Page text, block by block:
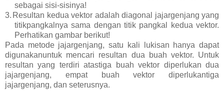
sebagai sisi-sisinya!
3. Resultan kedua vektor adalah diagonal jajargenjang yang
titikpangkalnya sama dengan titik pangkal kedua vektor.
Perhatikan gambar berikut!
Pada metode jajargenjang, satu kali lukisan hanya dapat
digunakanuntuk mencari resultan dua buah vektor. Untuk
resultan yang terdiri atastiga buah vektor diperlukan dua
jajargenjang, empat buah vektor diperlukantiga
jajargenjang, dan seterusnya.